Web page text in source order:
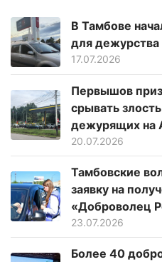
В Тамбове
для
17.07.2026
Первышов
срывать
дежурящих на
20.07.2026
Тамбовские
заявку на
«Доброволец
23.07.2026
Более 40